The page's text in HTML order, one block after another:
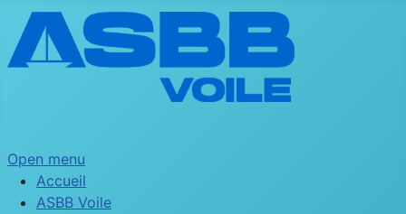
Open menu
Accueil
ASBB Voile